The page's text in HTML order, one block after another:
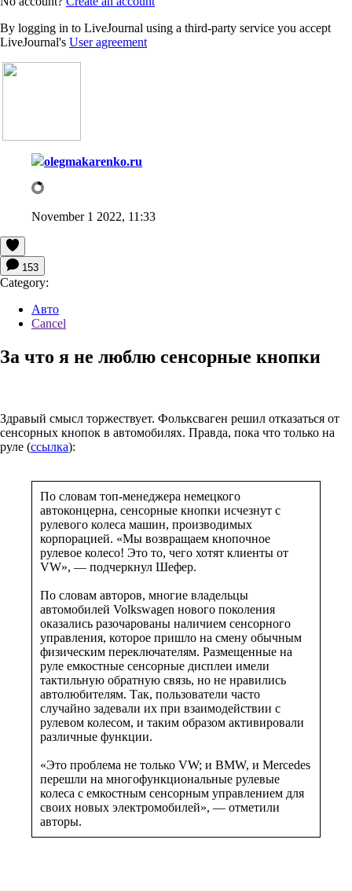
By logging in to LiveJournal using a third-party service you accept
LiveJournal's User agreement
olegmakarenko.ru
November 1 2022, 11:33
153
Category:
Авто
Cancel
За что я не люблю сенсорные кнопки
Здравый смысл торжествует. Фольксваген решил отказаться от
сенсорных кнопок в автомобилях. Правда, пока что только на
руле (ссылка):
По словам топ-менеджера немецкого
автоконцерна, сенсорные кнопки исчезнут с
рулевого колеса машин, производимых
корпорацией. «Мы возвращаем кнопочное
рулевое колесо! Это то, чего хотят клиенты от
VW», — подчеркнул Шефер.
По словам авторов, многие владельцы
автомобилей Volkswagen нового поколения
оказались разочарованы наличием сенсорного
управления, которое пришло на смену обычным
физическим переключателям. Размещенные на
руле емкостные сенсорные дисплеи имели
тактильную обратную связь, но не нравились
автолюбителям. Так, пользователи часто
случайно задевали их при взаимодействии с
рулевом колесом, и таким образом активировали
различные функции.
«Это проблема не только VW; и BMW, и Mercedes
перешли на многофункциональные рулевые
колеса с емкостным сенсорным управлением для
своих новых электромобилей», — отметили
авторы.